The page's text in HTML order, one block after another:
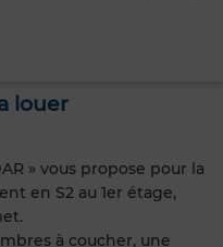
louer
» vous propose pour la
en S2 au 1er étage,
à coucher, une